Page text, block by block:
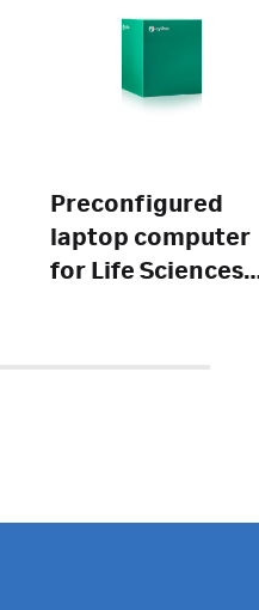
Preconfigured
laptop computer
for Life Sciences